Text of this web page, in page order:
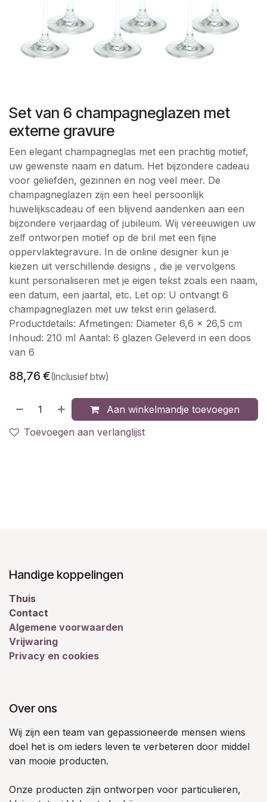
Set van 6 champagneglazen met
externe gravure
Een elegant champagneglas met een prachtig motief,
uw gewenste naam en datum. Het bijzondere cadeau
voor geliefden, gezinnen en nog veel meer. De
champagneglazen zijn een heel persoonlijk
huwelijkscadeau of een blijvend aandenken aan een
bijzondere verjaardag of jubileum. Wij vereeuwigen uw
zelf ontworpen motief op de bril met een fijne
oppervlaktegravure. In de online designer kun je
kiezen uit verschillende designs , die je vervolgens
kunt personaliseren met je eigen tekst zoals een naam,
een datum, een jaartal, etc. Let op: U ontvangt 6
champagneglazen met uw tekst erin gelaserd.
Productdetails: Afmetingen: Diameter 6,6 x 26,5 cm
Inhoud: 210 ml Aantal: 6 glazen Geleverd in een doos
van 6
88,76 €(Inclusief btw)
Aan winkelmandje toevoegen
Toevoegen aan verlanglijst
Handige koppelingen
Thuis
Contact
Algemene voorwaarden
Vrijwaring
Privacy en cookies
Over ons
Wij zijn een team van gepassioneerde mensen wiens
doel het is om ieders leven te verbeteren door middel
van mooie producten.
Onze producten zijn ontworpen voor particulieren,